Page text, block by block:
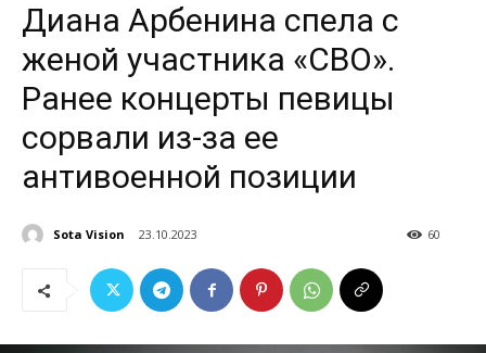
Диана Арбенина спела с
женой участника «СВО».
Ранее концерты певицы
сорвали из-за ее
антивоенной позиции
Sota Vision 23.10.2023 60